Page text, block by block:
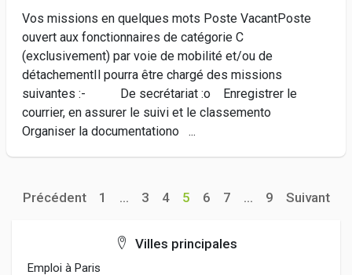
Vos missions en quelques mots Poste VacantPoste
ouvert aux fonctionnaires de catégorie C
(exclusivement) par voie de mobilité et/ou de
détachementIl pourra être chargé des missions
suivantes :- De secrétariat :o Enregistrer le
courrier, en assurer le suivi et le classemento
Organiser la documentationo ...
Précédent 1 ... 3 4 5 6 7 ... 9 Suivant
Villes principales
Emploi à Paris